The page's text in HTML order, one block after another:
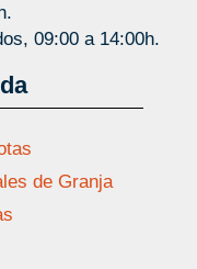
09:00 a 14:00h.
de Granja